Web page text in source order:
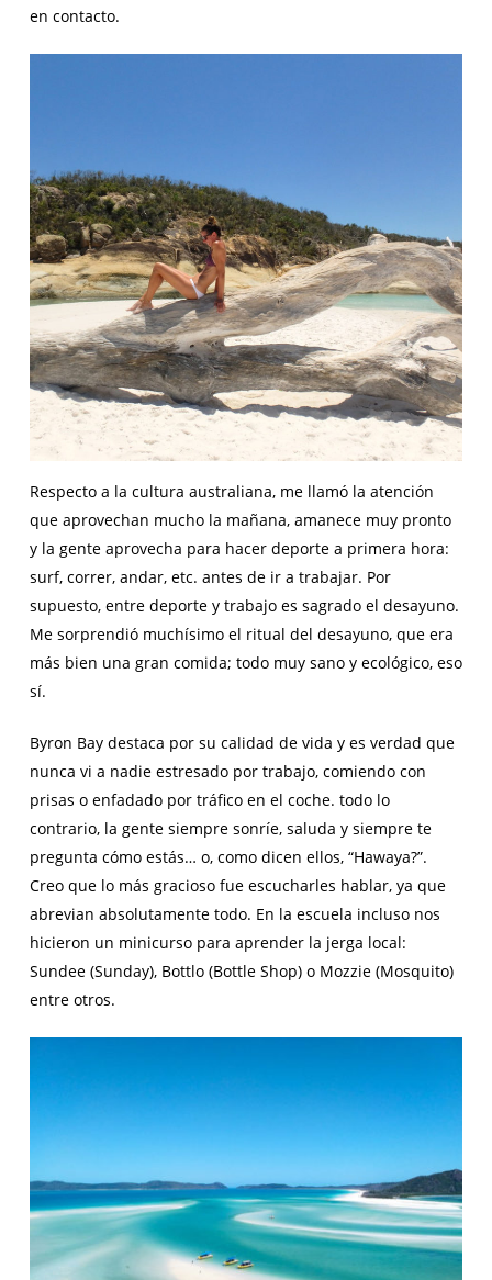
en contacto.
Respecto a la cultura australiana, me llamó la atención
que aprovechan mucho la mañana, amanece muy pronto
y la gente aprovecha para hacer deporte a primera hora:
surf, correr, andar, etc. antes de ir a trabajar. Por
supuesto, entre deporte y trabajo es sagrado el desayuno.
Me sorprendió muchísimo el ritual del desayuno, que era
más bien una gran comida; todo muy sano y ecológico, eso
sí.
Byron Bay destaca por su calidad de vida y es verdad que
nunca vi a nadie estresado por trabajo, comiendo con
prisas o enfadado por tráfico en el coche. todo lo
contrario, la gente siempre sonríe, saluda y siempre te
pregunta cómo estás… o, como dicen ellos, “Hawaya?”.
Creo que lo más gracioso fue escucharles hablar, ya que
abrevian absolutamente todo. En la escuela incluso nos
hicieron un minicurso para aprender la jerga local:
Sundee (Sunday), Bottlo (Bottle Shop) o Mozzie (Mosquito)
entre otros.